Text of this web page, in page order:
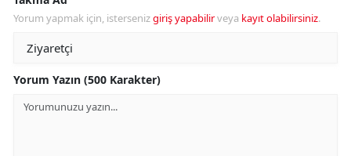
Yorum yapmak için, istersenizgiriş yapabilirveya kayıt olabilirsiniz.
Yorum Yazın (500 Karakter)